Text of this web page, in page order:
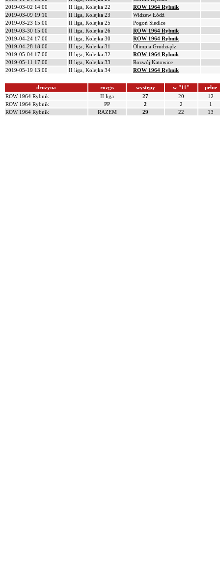
2019-03-02 14:00
II liga, Kolejka 22
ROW 1964 Rybnik
2019-03-09 19:10
II liga, Kolejka 23
Widzew Łódź
2019-03-23 15:00
II liga, Kolejka 25
Pogoń Siedlce
2019-03-30 15:00
II liga, Kolejka 26
ROW 1964 Rybnik
2019-04-24 17:00
II liga, Kolejka 30
ROW 1964 Rybnik
2019-04-28 18:00
II liga, Kolejka 31
Olimpia Grudziądz
2019-05-04 17:00
II liga, Kolejka 32
ROW 1964 Rybnik
2019-05-11 17:00
II liga, Kolejka 33
Rozwój Katowice
2019-05-19 13:00
II liga, Kolejka 34 ROW 1964 Rybnik
drużyna rozgr. występy w "11"
pełne
ROW 1964 Rybnik
II liga 27 20
12
ROW 1964 Rybnik
PP 2 2
1
ROW 1964 Rybnik
RAZEM 29 22 13